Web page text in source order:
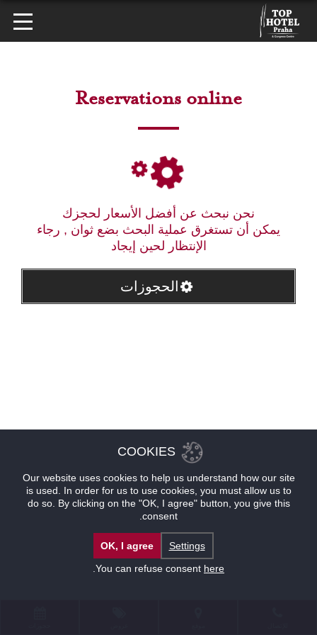
Reservations online
نحن نبحث عن أفضل الأسعار لحجزك
يمكن أن تستغرق عملية البحث بضع ثوان , رجاء
الإنتظار لحين إيجاد
الحجوزات
COOKIES
Our website uses cookies to help us understand how our site
is used. In order for us to use cookies, you must allow us to
do so. By clicking on the "OK, I agree" button, you give this
consent.
Settings
OK, I agree
You can refuse consent here
.